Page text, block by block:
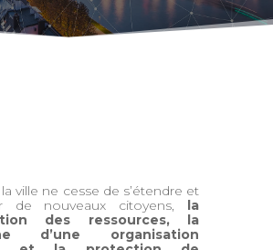
ville ne cesse de s’étendre et
de nouveaux citoyens, la
des ressources, la
d’une organisation